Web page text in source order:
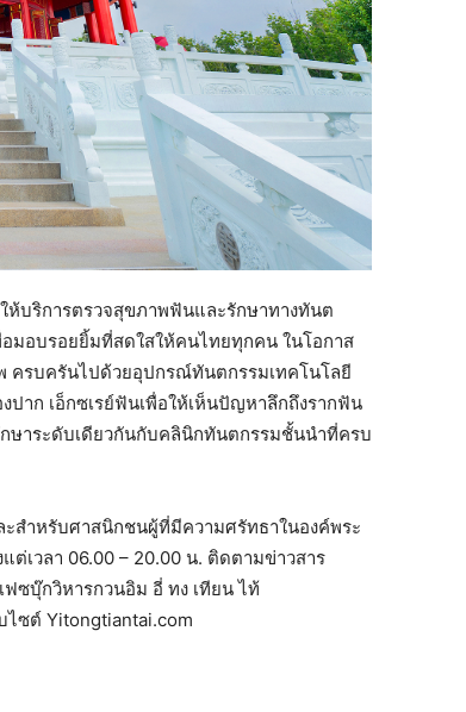
ห้บริการตรวจสุขภาพฟันและรักษาทางทันต
มอบรอยยิ้มที่สดใสให้คนไทยทุกคน ในโอกาส
ครบครันไปด้วยอุปกรณ์ทันตกรรมเทคโนโลยี
าก เอ็กซเรย์ฟันเพื่อให้เห็นปัญหาลึกถึงรากฟัน
ษาระดับเดียวกันกับคลินิกทันตกรรมชั้นนำที่ครบ
ะสำหรับศาสนิกชนผู้ที่มีความศรัทธาในองค์พระ
ต่เวลา 06.00 – 20.00 น. ติดตามข่าวสาร
ฟซบุ๊กวิหารกวนอิม อี่ ทง เทียน ไท้
ไซต์ Yitongtiantai.com